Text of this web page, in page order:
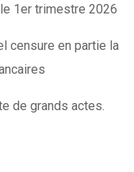
1er trimestre 2026
censure en partie la
de grands actes.